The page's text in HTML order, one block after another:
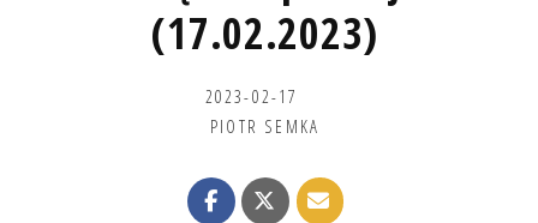
(17.02.2023)
2023-02-17
PIOTR SEMKA